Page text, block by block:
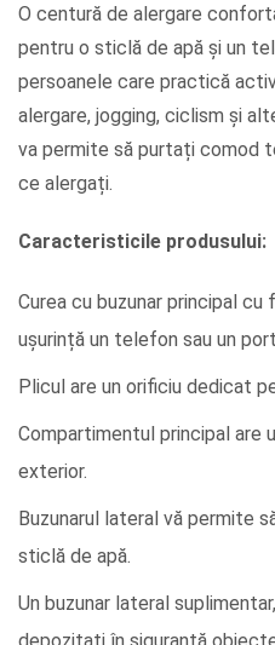
O centură de alergare
pentru o sticlă de apă și un
persoanele care practică
alergare, jogging, ciclism și
va permite să purtați comod
ce alergați.
Caracteristicile produsului:
Curea cu buzunar principal
ușurință un telefon sau un
Plicul are un orificiu dedicat
Compartimentul principal are
exterior.
Buzunarul lateral vă permite
sticlă de apă.
Un buzunar lateral
depozitați în siguranță